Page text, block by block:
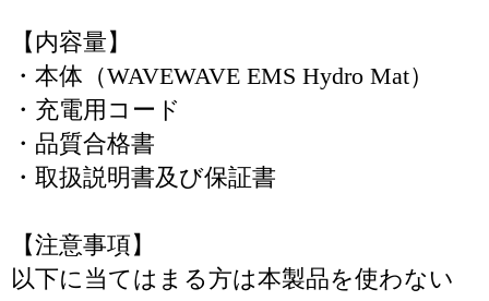
【内容量】
・本体（WAVEWAVE EMS Hydro Mat）
・充電用コード
・品質合格書
・取扱説明書及び保証書
【注意事項】
以下に当てはまる方は本製品を使わない